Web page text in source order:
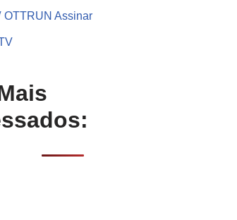
OTTRUN Assinar